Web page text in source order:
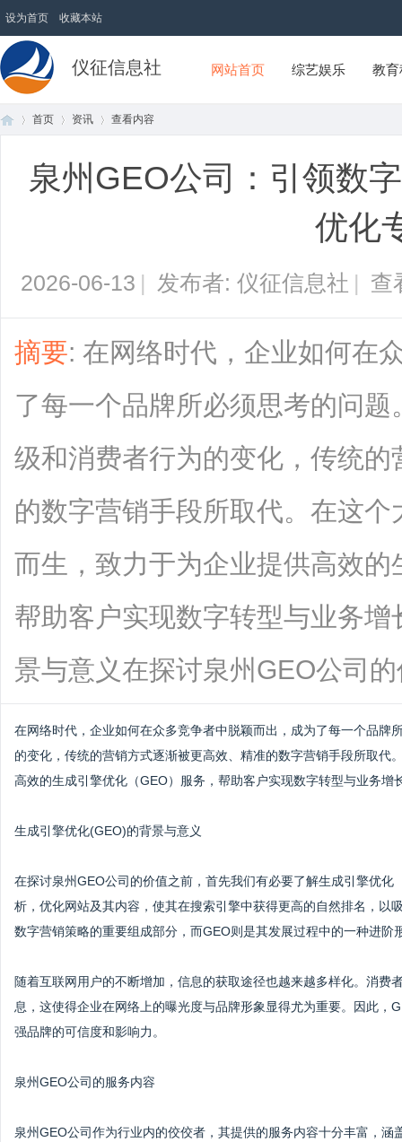
设为首页 收藏本站
仪征信息社 网站首页 综艺娱乐 教
首页 资讯 查看内容
泉州GEO公司：引领数
优化
2026-06-13 | 发布者: 仪征信息社 | 查
摘要: 在网络时代，企业如何在
了每一个品牌所必须思考的问
级和消费者行为的变化，传统
的数字营销手段所取代。在这
而生，致力于为企业提供高效
帮助客户实现数字转型与业务
景与意义在探讨泉州GEO公司
在网络时代，企业如何在众多竞争者中脱颖而出，成为了每一个品牌
的变化，传统的营销方式逐渐被更高效、精准的数字营销手段所取代
高效的生成引擎优化（GEO）服务，帮助客户实现数字转型与业务增
生成引擎优化(GEO)的背景与意义
在探讨泉州GEO公司的价值之前，首先我们有必要了解生成引擎优
析，优化网站及其内容，使其在搜索引擎中获得更高的自然排名，以
数字营销策略的重要组成部分，而GEO则是其发展过程中的一种进阶
随着互联网用户的不断增加，信息的获取途径也越来越多样化。消
息，这使得企业在网络上的曝光度与品牌形象显得尤为重要。因此
强品牌的可信度和影响力。
泉州GEO公司的服务内容
泉州GEO公司作为行业内的佼佼者，其提供的服务内容十分丰富，